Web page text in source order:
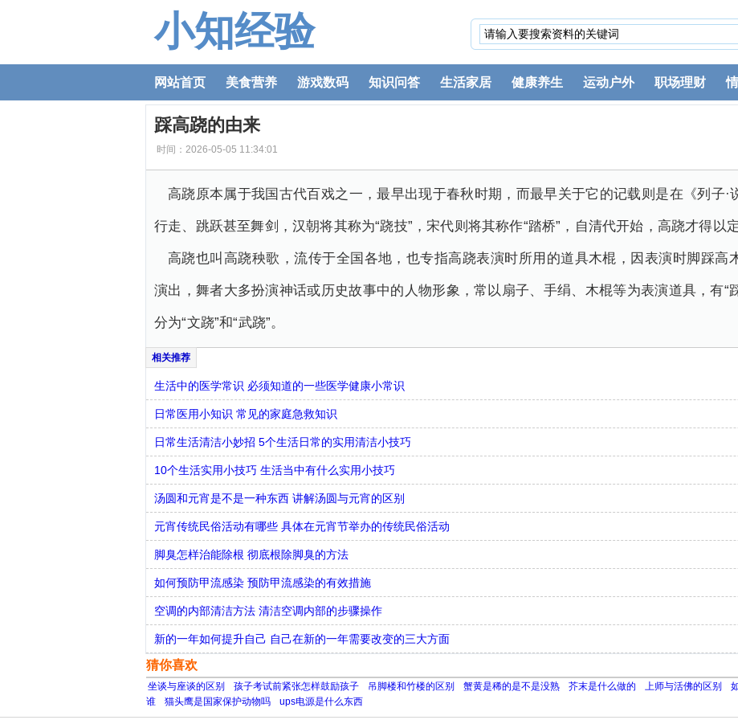
小知经验
网站首页 美食营养 游戏数码 知识问答 生活家居 健康养生 运动户外 职场理财
踩高跷的由来
时间：2026-05-05 11:34:01
高跷原本属于我国古代百戏之一，最早出现于春秋时期，而最早关于它的记载则是在《列子·
行走、跳跃甚至舞剑，汉朝将其称为“跷技”，宋代则将其称作“踏桥”，自清代开始，高跷才得以定
高跷也叫高跷秧歌，流传于全国各地，也专指高跷表演时所用的道具木棍，因表演时脚踩高
演出，舞者大多扮演神话或历史故事中的人物形象，常以扇子、手绢、木棍等为表演道具，有“
分为“文跷”和“武跷”。
生活中的医学常识 必须知道的一些医学健康小常识
日常医用小知识 常见的家庭急救知识
日常生活清洁小妙招 5个生活日常的实用清洁小技巧
10个生活实用小技巧 生活当中有什么实用小技巧
汤圆和元宵是不是一种东西 讲解汤圆与元宵的区别
元宵传统民俗活动有哪些 具体在元宵节举办的传统民俗活动
脚臭怎样治能除根 彻底根除脚臭的方法
如何预防甲流感染 预防甲流感染的有效措施
空调的内部清洁方法 清洁空调内部的步骤操作
新的一年如何提升自己 自己在新的一年需要改变的三大方面
猜你喜欢
坐谈与座谈的区别 孩子考试前紧张怎样鼓励孩子 吊脚楼和竹楼的区别 蟹黄是稀的是不是没熟 芥末是什么做的 上师与活佛的区别
谁
猫头鹰是国家保护动物吗 ups电源是什么东西